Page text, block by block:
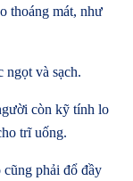
thoáng mát, như
và sạch.
còn kỹ tính lo
trĩ uống.
phải đổ đầy